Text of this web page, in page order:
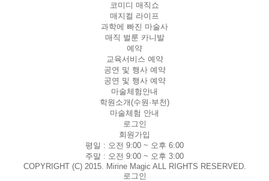
코미디 매직쇼
매지컬 라이프
과학에 빠진 마술사
매직 벌룬 카니발
예약
교육서비스 예약
공연 및 행사 예약
공연 및 행사 예약
마술체험안내
학원소개(수원·부천)
마술체험 안내
로그인
회원가입
평일 : 오전 9:00 ~ 오후 6:00
주말 : 오전 9:00 ~ 오후 3:00
COPYRIGHT (C) 2015. Mirine Magic ALL RIGHTS RESERVED.
로그인